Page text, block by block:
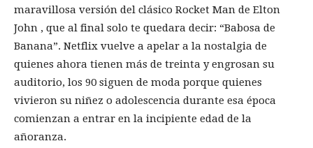
maravillosa versión del clásico Rocket Man de Elton
John , que al final solo te quedara decir: “Babosa de
Banana”. Netflix vuelve a apelar a la nostalgia de
quienes ahora tienen más de treinta y engrosan su
auditorio, los 90 siguen de moda porque quienes
vivieron su niñez o adolescencia durante esa época
comienzan a entrar en la incipiente edad de la
añoranza.